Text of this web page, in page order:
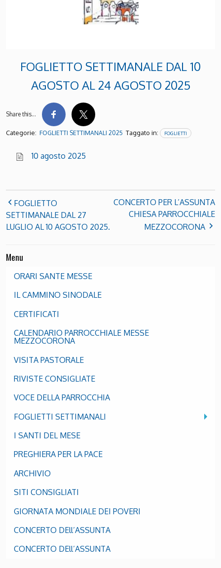
FOGLIETTO SETTIMANALE DAL 10
AGOSTO AL 24 AGOSTO 2025
Share this…
Categorie: FOGLIETTI SETTIMANALI 2025 Taggato in: FOGLIETTI
10 agosto 2025
FOGLIETTO
SETTIMANALE DAL 27
LUGLIO AL 10 AGOSTO 2025.
CONCERTO PER L’ASSUNTA
CHIESA PARROCCHIALE
MEZZOCORONA
Menu
ORARI SANTE MESSE
IL CAMMINO SINODALE
CERTIFICATI
CALENDARIO PARROCCHIALE MESSE
MEZZOCORONA
VISITA PASTORALE
RIVISTE CONSIGLIATE
VOCE DELLA PARROCCHIA
FOGLIETTI SETTIMANALI
I SANTI DEL MESE
PREGHIERA PER LA PACE
ARCHIVIO
SITI CONSIGLIATI
GIORNATA MONDIALE DEI POVERI
CONCERTO DEll’ASSUNTA
CONCERTO DEll’ASSUNTA